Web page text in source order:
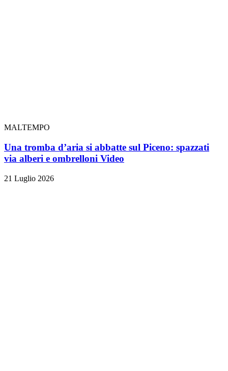
MALTEMPO
Una tromba d’aria si abbatte sul Piceno: spazzati
via alberi e ombrelloni Video
21 Luglio 2026